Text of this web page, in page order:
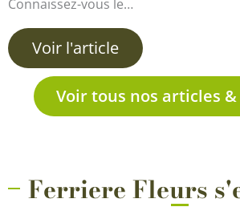
Connaissez-vous le…
Voir l'article
Voir tous nos articles
Ferriere Fleurs